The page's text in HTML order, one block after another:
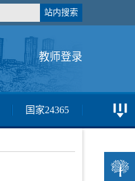
教师登录
国家24365